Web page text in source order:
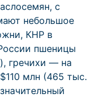
с
небольшое
КНР в
пшеницы
гречихи — на
млн (465 тыс.